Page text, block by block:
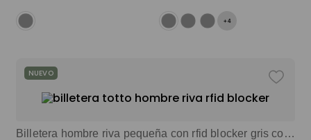
+4
Billetera hombre riva pequeña con rfid blocker gris color: gris
NUEVO